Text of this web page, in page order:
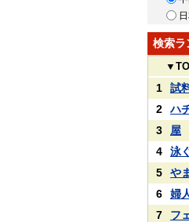
検索ラ
▼
1
試
2
ハ
3
屋
4
泳
5
や
6
婦
7
フ